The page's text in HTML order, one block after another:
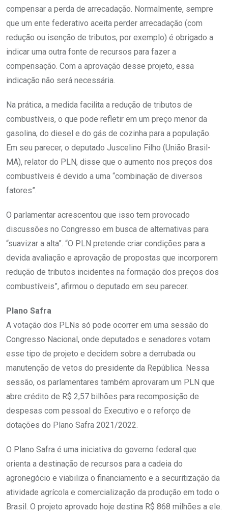
compensar a perda de arrecadação. Normalmente, sempre
que um ente federativo aceita perder arrecadação (com
redução ou isenção de tributos, por exemplo) é obrigado a
indicar uma outra fonte de recursos para fazer a
compensação. Com a aprovação desse projeto, essa
indicação não será necessária.
Na prática, a medida facilita a redução de tributos de
combustíveis, o que pode refletir em um preço menor da
gasolina, do diesel e do gás de cozinha para a população.
Em seu parecer, o deputado Juscelino Filho (União Brasil-
MA), relator do PLN, disse que o aumento nos preços dos
combustíveis é devido a uma “combinação de diversos
fatores”.
O parlamentar acrescentou que isso tem provocado
discussões no Congresso em busca de alternativas para
“suavizar a alta”. “O PLN pretende criar condições para a
devida avaliação e aprovação de propostas que incorporem
redução de tributos incidentes na formação dos preços dos
combustíveis”, afirmou o deputado em seu parecer.
Plano Safra
A votação dos PLNs só pode ocorrer em uma sessão do
Congresso Nacional, onde deputados e senadores votam
esse tipo de projeto e decidem sobre a derrubada ou
manutenção de vetos do presidente da República. Nessa
sessão, os parlamentares também aprovaram um PLN que
abre crédito de R$ 2,57 bilhões para recomposição de
despesas com pessoal do Executivo e o reforço de
dotações do Plano Safra 2021/2022.
O Plano Safra é uma iniciativa do governo federal que
orienta a destinação de recursos para a cadeia do
agronegócio e viabiliza o financiamento e a securitização da
atividade agrícola e comercialização da produção em todo o
Brasil. O projeto aprovado hoje destina R$ 868 milhões a ele.